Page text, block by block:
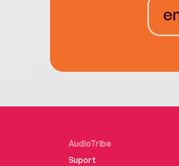
AudioTribe
Suport